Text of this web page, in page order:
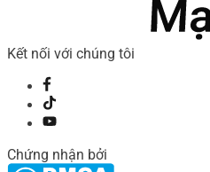
Kết nối với chúng tôi
Chứng nhận bởi